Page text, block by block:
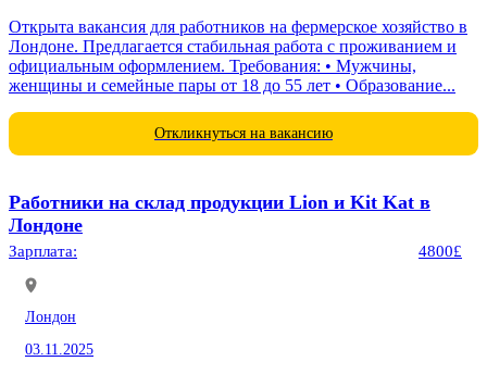
Открыта вакансия для работников на фермерское хозяйство в
Лондоне. Предлагается стабильная работа с проживанием и
официальным оформлением. Требования: • Мужчины,
женщины и семейные пары от 18 до 55 лет • Образование...
Откликнуться на вакансию
Работники на склад продукции Lion и Kit Kat в
Лондоне
Зарплата: 4800£
Лондон
03.11.2025